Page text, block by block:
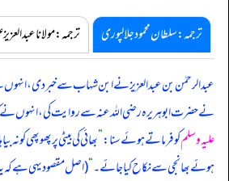
ترجمہ:سلطان محمود جلالپوری ترجمہ:مولانا
عبدالرحمٰن بن عبدالعزیز نے ابن شہاب سے خبر دی،
نے حضرت ابوہریرہ رضی اللہ عنہ سے روایت کی، انہوں
علیہ وسلمکو فرماتے ہوئے سنا:”بھائی کی بیٹی پر پھوپھی کو
ہوئے بھانجی سے نکاح کیا جائے۔“(اصل مقصود یہی ہے کہ